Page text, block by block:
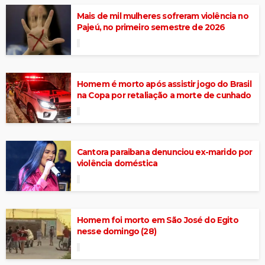
Mais de mil mulheres sofreram violência no
Pajeú, no primeiro semestre de 2026
Homem é morto após assistir jogo do Brasil
na Copa por retaliação a morte de cunhado
Cantora paraibana denunciou ex-marido por
violência doméstica
Homem foi morto em São José do Egito
nesse domingo (28)